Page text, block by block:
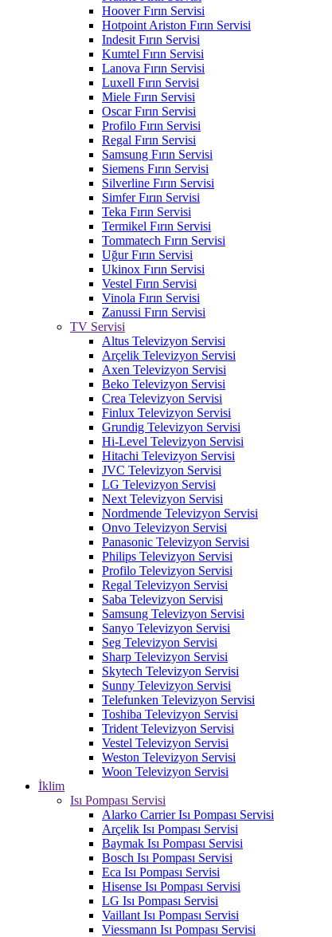
Hoover Fırın Servisi
Hotpoint Ariston Fırın Servisi
Indesit Fırın Servisi
Kumtel Fırın Servisi
Lanova Fırın Servisi
Luxell Fırın Servisi
Miele Fırın Servisi
Oscar Fırın Servisi
Profilo Fırın Servisi
Regal Fırın Servisi
Samsung Fırın Servisi
Siemens Fırın Servisi
Silverline Fırın Servisi
Simfer Fırın Servisi
Teka Fırın Servisi
Termikel Fırın Servisi
Tommatech Fırın Servisi
Uğur Fırın Servisi
Ukinox Fırın Servisi
Vestel Fırın Servisi
Vinola Fırın Servisi
Zanussi Fırın Servisi
TV Servisi
Altus Televizyon Servisi
Arçelik Televizyon Servisi
Axen Televizyon Servisi
Beko Televizyon Servisi
Crea Televizyon Servisi
Finlux Televizyon Servisi
Grundig Televizyon Servisi
Hi-Level Televizyon Servisi
Hitachi Televizyon Servisi
JVC Televizyon Servisi
LG Televizyon Servisi
Next Televizyon Servisi
Nordmende Televizyon Servisi
Onvo Televizyon Servisi
Panasonic Televizyon Servisi
Philips Televizyon Servisi
Profilo Televizyon Servisi
Regal Televizyon Servisi
Saba Televizyon Servisi
Samsung Televizyon Servisi
Sanyo Televizyon Servisi
Seg Televizyon Servisi
Sharp Televizyon Servisi
Skytech Televizyon Servisi
Sunny Televizyon Servisi
Telefunken Televizyon Servisi
Toshiba Televizyon Servisi
Trident Televizyon Servisi
Vestel Televizyon Servisi
Weston Televizyon Servisi
Woon Televizyon Servisi
İklim
Isı Pompası Servisi
Alarko Carrier Isı Pompası Servisi
Arçelik Isı Pompası Servisi
Baymak Isı Pompası Servisi
Bosch Isı Pompası Servisi
Eca Isı Pompası Servisi
Hisense Isı Pompası Servisi
LG Isı Pompası Servisi
Vaillant Isı Pompası Servisi
Viessmann Isı Pompası Servisi